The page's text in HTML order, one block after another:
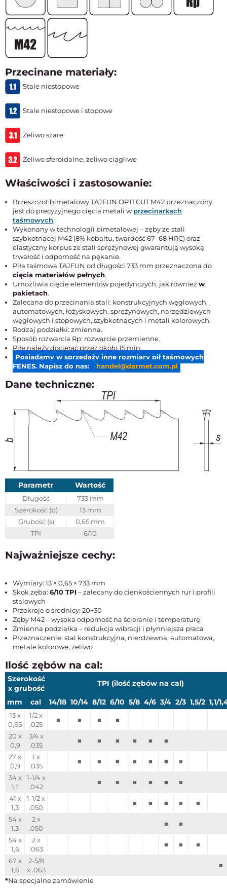
Przecinane materiały:
Stale niestopowe
Stale niestopowe i stopowe
Żeliwo szare
Żeliwo sferoidalne, żeliwo ciągliwe
Właściwości i zastosowanie:
Brzeszczot bimetalowy TAJFUN OPTI CUT M42 przeznaczony
jest do precyzyjnego cięcia metali wprzecinarkach
taśmowych.
Wykonany w technologii bimetalowej – zęby ze stali
szybkotnącej M42 (8% kobaltu, twardość 67–68 HRC) oraz
elastyczny korpus ze stali sprężynowej gwarantują wysoką
trwałość i odporność na pękanie.
Piła taśmowa TAJFUN od długości 733 mm przeznaczona do
cięcia materiałów pełnych.
Umożliwia cięcie elementów pojedynczych, jak również w
pakietach.
Zalecana do przecinania stali: konstrukcyjnych węglowych,
automatowych, łożyskowych, sprężynowych, narzędziowych
węglowych i stopowych, szybkotnących i metali kolorowych.
Rodzaj podziałki: zmienna.
Sposób rozwarcia Rp: rozwarcie przemienne.
Piłę należy docierać przez około 15 min.
Posiadamy w sprzedaży inne rozmiary pił taśmowych
FENES. Napisz do nas:
handel@darmet.com.pl
Dane techniczne:
Parametr Wartość
Długość
733 mm
Szerokość (b)
13 mm
Grubość (s)
0,65 mm
TPI
6/10
Najważniejsze cechy:
Wymiary: 13 × 0,65 × 733 mm
Skok zęba: 6/10 TPI– zalecany do cienkościennych rur i profili
stalowych
Przekroje o średnicy: 20÷30
Zęby M42 – wysoka odporność na ścieranie i temperaturę
Zmienna podziałka – redukcja wibracji i płynniejsza praca
Przeznaczenie: stal konstrukcyjna, nierdzewna, automatowa,
metale kolorowe, żeliwo
Ilość zębów na cal:
Szerokość
x grubość
TPI (ilość zębów na cal)
mm cal 14/18 10/14 8/12 6/10 5/8 4/6 3/4 2/3 1,5/2 1,1/
13 x
0,65
1/2 x
.025
■ ■ ■
■
20 x
0,9
3/4 x
.035
■ ■ ■ ■ ■
■
27 x
0,9
1 x
.035
■ ■ ■ ■ ■ ■
■
34 x
1,1
1-1/4 x
.042
■ ■ ■ ■ ■
■
41 x
1,3
1-1/2 x
.050
■ ■ ■ ■
■
54 x
1,3
2 x
.050
■
■
54 x
1,6
2 x
.063
■ ■
■
67 x
1,6
2-5/8
x .063
■
*Na specjalne zamówienie